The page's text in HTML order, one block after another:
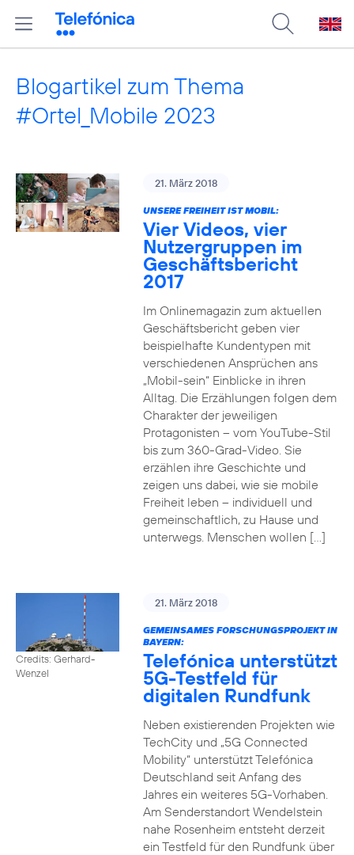
Blogartikel zum Thema
#Ortel_Mobile 2023
21. März 2018
UNSERE FREIHEIT IST MOBIL:
Vier Videos, vier
Nutzergruppen im
Geschäftsbericht
2017
Im Onlinemagazin zum aktuellen
Geschäftsbericht geben vier
beispielhafte Kundentypen mit
verschiedenen Ansprüchen ans
„Mobil-sein“ Einblicke in ihren
Alltag. Die Erzählungen folgen dem
Charakter der jeweiligen
Protagonisten – vom YouTube-Stil
bis zum 360-Grad-Video. Sie
erzählen ihre Geschichte und
zeigen uns dabei, wie sie mobile
Freiheit leben – individuell und
gemeinschaftlich, zu Hause und
unterwegs. Menschen wollen […]
Credits: Gerhard-
Wenzel
21. März 2018
GEMEINSAMES FORSCHUNGSPROJEKT IN
BAYERN:
Telefónica unterstützt
5G-Testfeld für
digitalen Rundfunk
Neben existierenden Projekten wie
TechCity und „5G Connected
Mobility“ unterstützt Telefónica
Deutschland seit Anfang des
Jahres ein weiteres 5G-Vorhaben.
Am Senderstandort Wendelstein
nahe Rosenheim entsteht derzeit
ein Testfeld für den Rundfunk über